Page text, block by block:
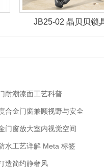
JB25-01 晶贝贝锁
耐潮漆面工艺科普
合金门窗兼顾视野与安全
门窗放大室内视觉空间
水工艺详解 Meta 标签
造简约静奢风